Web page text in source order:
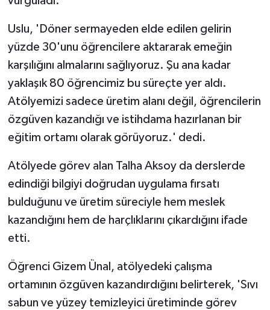
Uslu, 'Döner sermayeden elde edilen gelirin
yüzde 30'unu öğrencilere aktararak emeğin
karşılığını almalarını sağlıyoruz. Şu ana kadar
yaklaşık 80 öğrencimiz bu süreçte yer aldı.
Atölyemizi sadece üretim alanı değil, öğrencilerin
özgüven kazandığı ve istihdama hazırlanan bir
eğitim ortamı olarak görüyoruz.' dedi.
Atölyede görev alan Talha Aksoy da derslerde
edindiği bilgiyi doğrudan uygulama fırsatı
bulduğunu ve üretim süreciyle hem meslek
kazandığını hem de harçlıklarını çıkardığını ifade
etti.
Öğrenci Gizem Ünal, atölyedeki çalışma
ortamının özgüven kazandırdığını belirterek, 'Sıvı
sabun ve yüzey temizleyici üretiminde görev